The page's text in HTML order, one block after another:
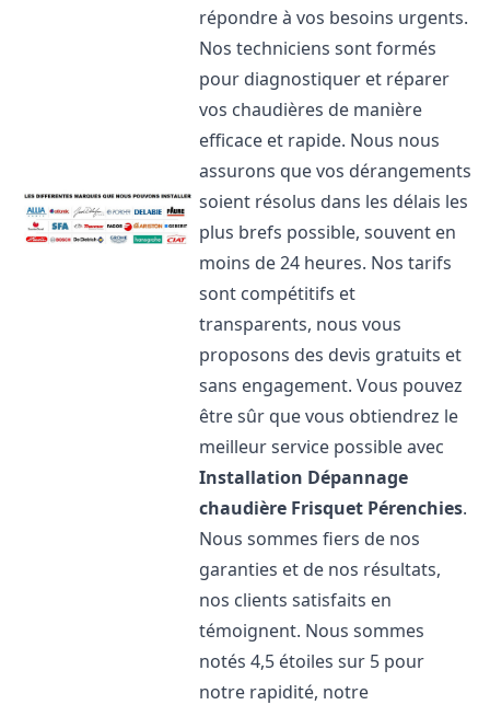
répondre à vos besoins urgents.
Nos techniciens sont formés
pour diagnostiquer et réparer
vos chaudières de manière
efficace et rapide. Nous nous
assurons que vos dérangements
soient résolus dans les délais les
plus brefs possible, souvent en
moins de 24 heures. Nos tarifs
sont compétitifs et
transparents, nous vous
proposons des devis gratuits et
sans engagement. Vous pouvez
être sûr que vous obtiendrez le
meilleur service possible avec
Installation Dépannage
chaudière Frisquet Pérenchies.
Nous sommes fiers de nos
garanties et de nos résultats,
nos clients satisfaits en
témoignent. Nous sommes
notés 4,5 étoiles sur 5 pour
notre rapidité, notre